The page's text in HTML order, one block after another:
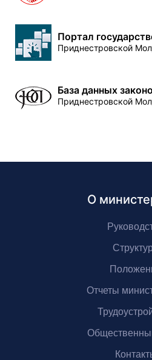
Портал
Приднестровской
База данных
Приднестровской
О
Отчеты